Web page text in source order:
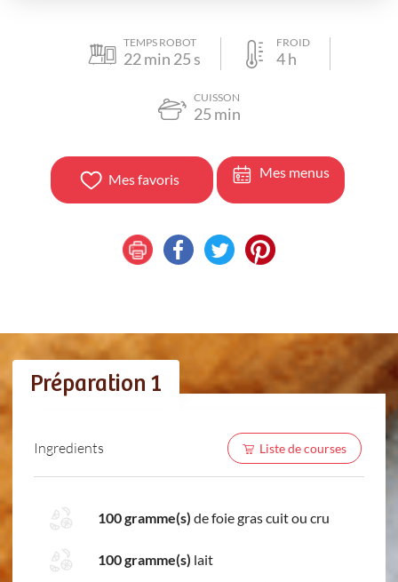
TEMPS ROBOT
22min 25 s
FROID
4h
CUISSON
25 min
Mes favoris Mes menus
Préparation 1
Ingredients Liste de courses
100 gramme(s) de foie gras cuit ou cru
100 gramme(s) lait